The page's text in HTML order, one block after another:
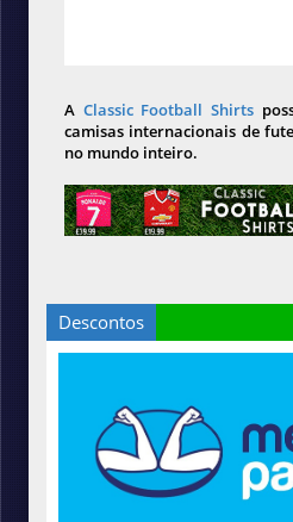
A Classic Football Shirts
camisas internacionais de
no mundo inteiro.
Descontos